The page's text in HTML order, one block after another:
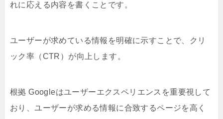
れに応える内容を書くことです。
ユーザーが求めている情報を明確に示すことで、クリ
ック率（CTR）が向上します。
根拠 Googleはユーザーエクスペリエンスを重要視して
おり、ユーザーが求める情報に合致するページを高く